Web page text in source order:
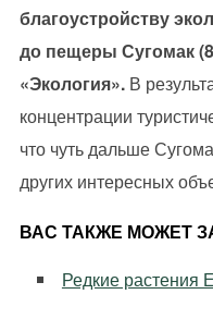
благоустройству
до пещеры Сугомак
«Экология». В
концентрации
что чуть дальше
других интересных
ВАС ТАКЖЕ МОЖЕТ
Редкие растения